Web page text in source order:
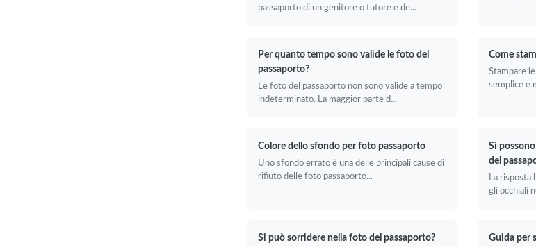
passaporto di un genitore o tutore e de...
Per quanto tempo sono valide le foto del
passaporto?
Le foto del passaporto non sono valide a tempo
indeterminato. La maggior parte d...
Come
Stampare
semplice e
Colore dello sfondo per foto passaporto
Uno sfondo errato è una delle principali cause di
rifiuto delle foto passaporto...
Si
del
La
gli occhiali
Si può sorridere nella foto del passaporto?
Guida per